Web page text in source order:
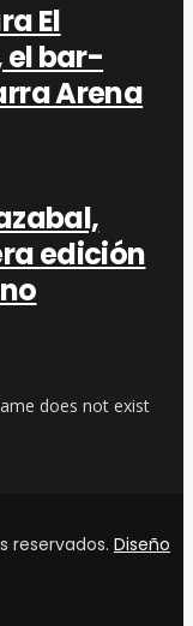
El
el bar-
Arena
edición
does not exist
reservados. Diseño